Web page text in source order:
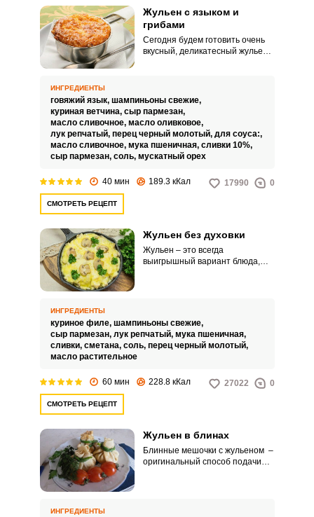
Жульен с языком и
грибами
Сегодня будем готовить очень
вкусный, деликатесный жульен с
удивит и порадует. Нежный
сочный язык удачно сочетается
с ароматными шампиньонами.
ИНГРЕДИЕНТЫ
говяжий язык, шампиньоны свежие,
куриная ветчина, сыр пармезан,
масло сливочное, масло оливковое,
лук репчатый, перец черный молотый, для соуса:,
масло сливочное, мука пшеничная, сливки 10%,
сыр пармезан, соль, мускатный орех
40 мин 189.3 кКал 17990 0
СМОТРЕТЬ РЕЦЕПТ
Жульен без духовки
Жульен – это всегда
выигрышный вариант блюда,
обжариваться отдельно, тем
самым давая куриному филе
подрумяниться, а влаге
ИНГРЕДИЕНТЫ
куриное филе, шампиньоны свежие,
сыр пармезан, лук репчатый, мука пшеничная,
сливки, сметана, соль, перец черный молотый,
масло растительное
60 мин 228.8 кКал 27022 0
СМОТРЕТЬ РЕЦЕПТ
Жульен в блинах
Блинные мешочки с жульеном –
оригинальный способ подачи
ИНГРЕДИЕНТЫ
Запомнить меня
ВХОД
ЕЩЕ НЕ ЗАРЕГИСТРИРОВАННЫ?
Забыли пароль?